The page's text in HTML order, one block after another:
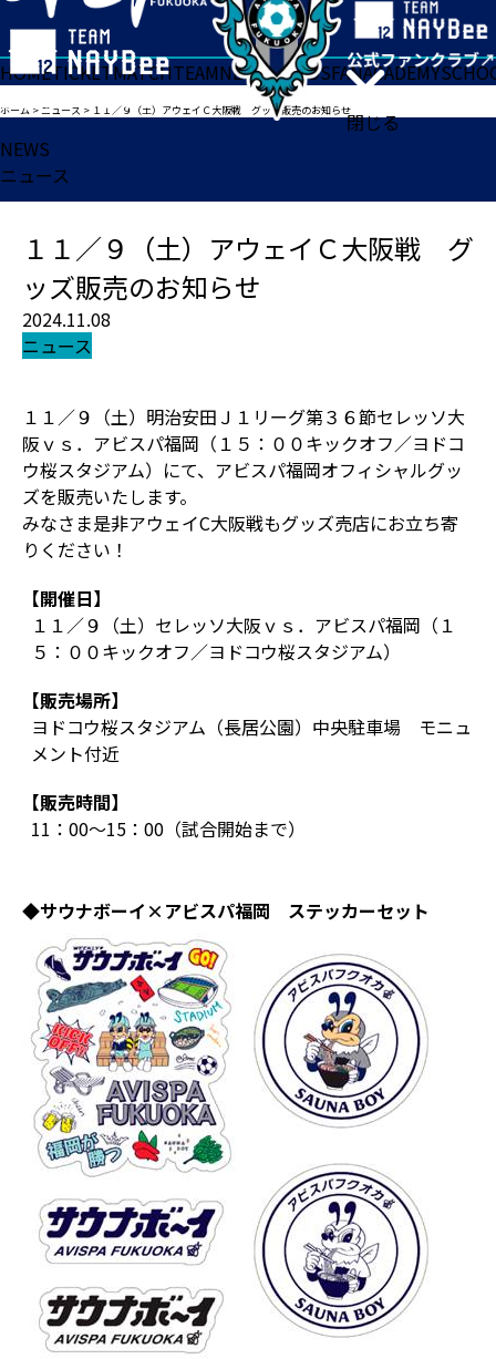
閉じる
HOMETICKETMATCHTEAMNEWSGOODSFANACADEMY
ホーム >ニュース > １１／９（土）アウェイＣ大阪戦 グッズ販売のお知らせ
NEWS
ニュース
１１／９（土）アウェイＣ大阪戦 グ
ッズ販売のお知らせ
2024.11.08
ニュース
１１／９（土）明治安田Ｊ１リーグ第３６節セレッソ大
阪ｖｓ．アビスパ福岡（１５：００キックオフ／ヨドコ
ウ桜スタジアム）にて、アビスパ福岡オフィシャルグッ
ズを販売いたします。
みなさま是非アウェイC大阪戦もグッズ売店にお立ち寄
りください！
【開催日】
１１／９（土）セレッソ大阪ｖｓ．アビスパ福岡（１
５：００キックオフ／ヨドコウ桜スタジアム）
【販売場所】
ヨドコウ桜スタジアム（長居公園）中央駐車場 モニュ
メント付近
【販売時間】
11：00～15：00（試合開始まで）
◆サウナボーイ×アビスパ福岡 ステッカーセット